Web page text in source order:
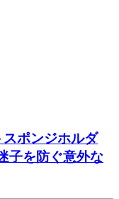
スポンジホルダ
子を防ぐ意外な